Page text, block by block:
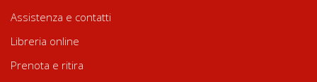
Assistenza e contatti
Libreria online
Prenota e ritira